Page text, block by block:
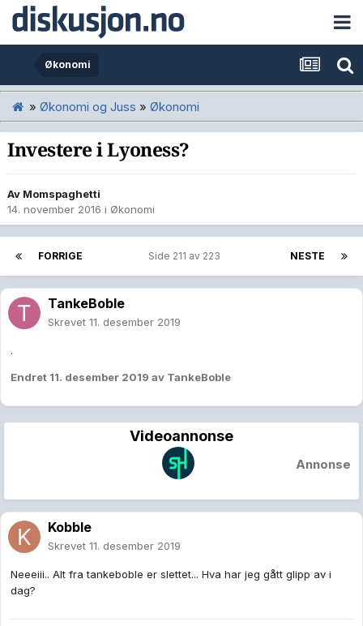
Økonomi
» Økonomi og Juss » Økonomi
Investere i Lyoness?
Av Momspaghetti
14. november 2016 i Økonomi
FORRIGE NESTE
Side 211 av 223
TankeBoble
Skrevet 11. desember 2019
.
Endret 11. desember 2019 av TankeBoble
Videoannonse
Annonse
Kobble
Skrevet 11. desember 2019
Neeeiii.. Alt fra tankeboble er slettet... Hva har jeg gått glipp av i
dag?